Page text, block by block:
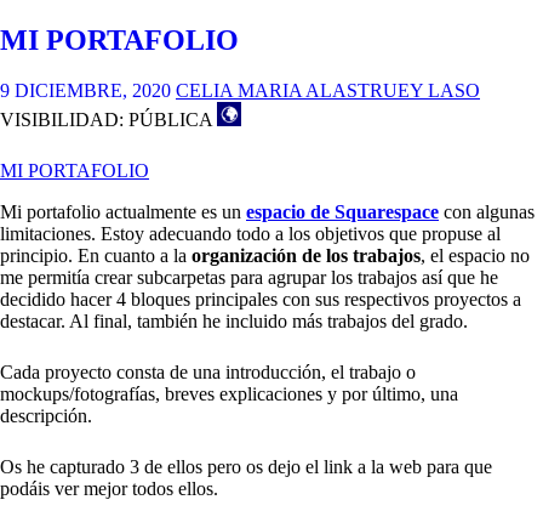
MI PORTAFOLIO
9 DICIEMBRE, 2020 CELIA MARIA ALASTRUEY LASO
VISIBILIDAD: PÚBLICA
MI PORTAFOLIO
Mi portafolio actualmente es un espacio de Squarespace con algunas
limitaciones. Estoy adecuando todo a los objetivos que propuse al
principio. En cuanto a la organización de los trabajos, el espacio no
me permitía crear subcarpetas para agrupar los trabajos así que he
decidido hacer 4 bloques principales con sus respectivos proyectos a
destacar. Al final, también he incluido más trabajos del grado.
Cada proyecto consta de una introducción, el trabajo o
mockups/fotografías, breves explicaciones y por último, una
descripción.
Os he capturado 3 de ellos pero os dejo el link a la web para que
podáis ver mejor todos ellos.